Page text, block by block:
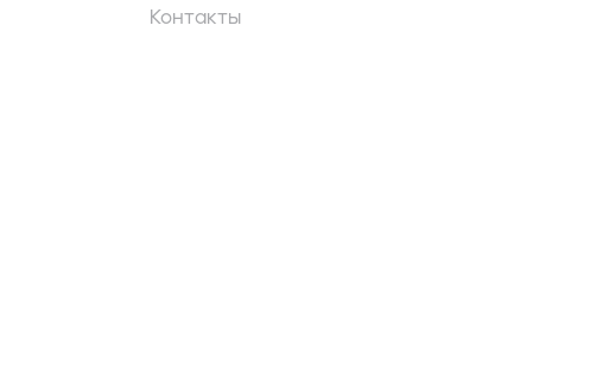
Контакты